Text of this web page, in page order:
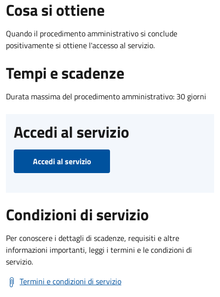
Cosa si ottiene
Quando il procedimento amministrativo si conclude
positivamente si ottiene l'accesso al servizio.
Tempi e scadenze
Durata massima del procedimento amministrativo: 30 giorni
Accedi al servizio
Accedi al servizio
Condizioni di servizio
Per conoscere i dettagli di scadenze, requisiti e altre
informazioni importanti, leggi i termini e le condizioni di
servizio.
Termini e condizioni di servizio